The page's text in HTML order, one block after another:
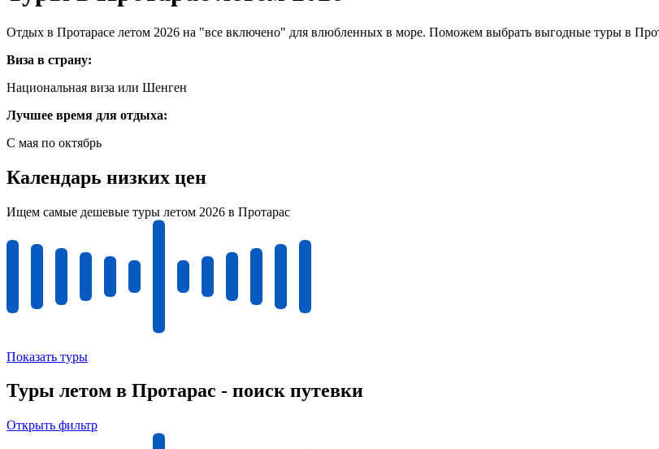
Отдых в Протарасе летом 2026 на "все включено" для влюбленных в море. Поможем выбрать выгодные туры в
Виза в страну:
Национальная виза или Шенген
Лучшее время для отдыха:
С мая по октябрь
Календарь низких цен
Ищем самые дешевые туры летом 2026 в Протарас
Показать туры
Туры летом в Протарас - поиск путевки
Открыть фильтр